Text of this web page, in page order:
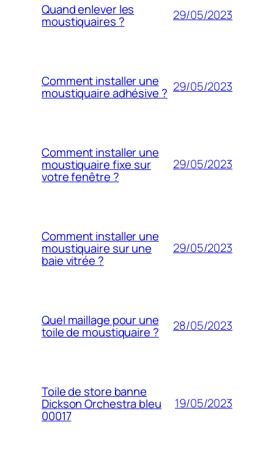
Quand enlever les
moustiquaires ? 29/05/2023
Comment installer une
moustiquaire adhésive ? 29/05/2023
Comment installer une
moustiquaire fixe sur
votre fenêtre ?
29/05/2023
Comment installer une
moustiquaire sur une
baie vitrée ?
29/05/2023
Quel maillage pour une
toile de moustiquaire ? 28/05/2023
Toile de store banne
Dickson Orchestra bleu
00017
19/05/2023